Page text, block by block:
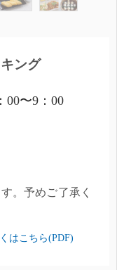
ング
〜9：00
。予めご了承く
はこちら(PDF)